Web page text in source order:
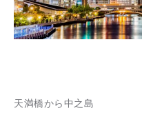
天満橋から中之島